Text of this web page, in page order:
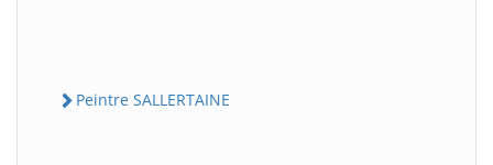
Peintre SALLERTAINE